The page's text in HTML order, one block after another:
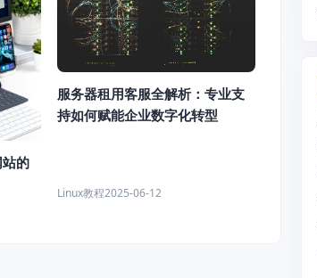
的
服务器租用客服全解析：专业支
持如何赋能企业数字化转型
Linux教程2025-06-12